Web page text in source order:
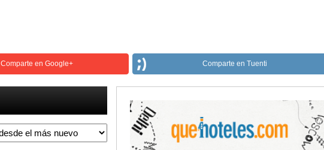
Comparte en Google+ Comparte en Tuenti